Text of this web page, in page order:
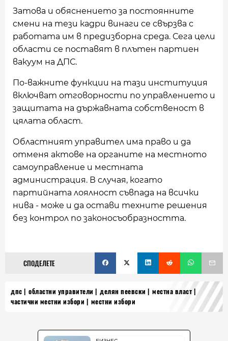
Затова и обяснението за постоянните
смени на тези кадри винаги се свързва с
работата им в предизборна среда. Сега цели
области се поставят в плътен партиен
вакуум на ДПС.
По-важните функции на тази институция
включват отговорности по управлението и
защитата на държавната собственост в
цялата област.
Областният управител има право и да
отменя актове на органите на местното
самоуправление и местната
администрация. В случая, когато
партийната лоялност съвпада на всички
нива - може и да остави техните решения
без контрол по законосъобразността.
СПОДЕЛЕТЕ
дпс областни управители делян пеевски
местна власт
частични местни избори
местни избори